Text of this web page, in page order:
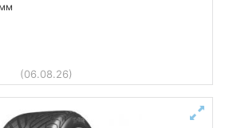
(06.08.26)